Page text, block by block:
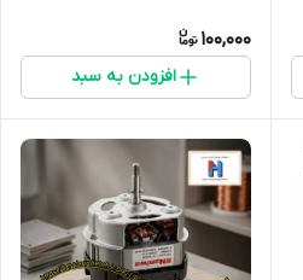
100,000
افزودن به سبد